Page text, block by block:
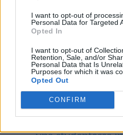
I want to opt-out of
Personal Data for Targeted
Opted In
I want to opt-out of
Retention, Sale, and/or
Personal Data that Is
Purposes for which it was
Opted Out
CONFIRM
hijab etagliarsi i
propri diritti.
Potrebbe interessarti
Dare dello
non è reato: lo
Docente choc: